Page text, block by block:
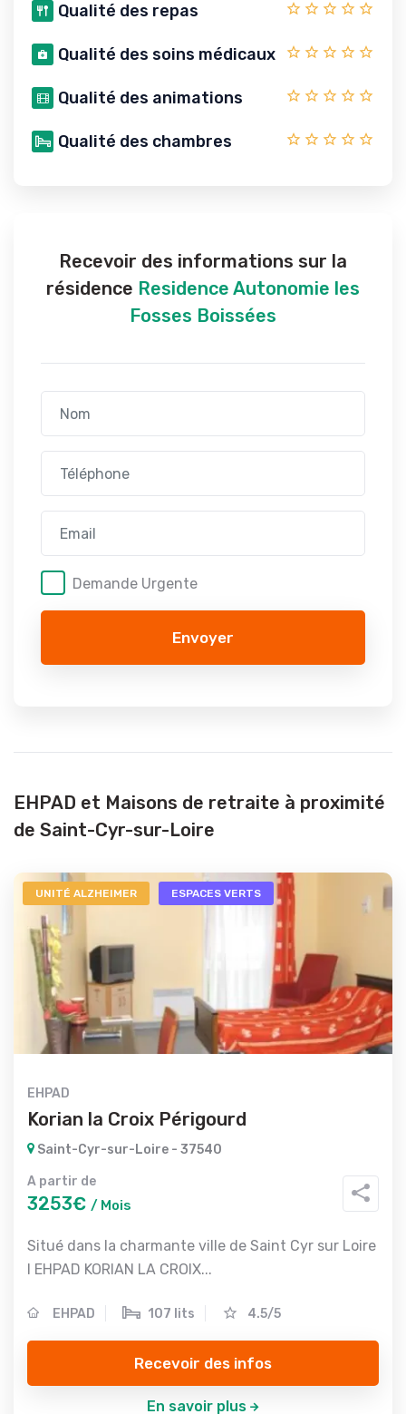
Qualité des repas
Qualité des soins médicaux
Qualité des animations
Qualité des chambres
Recevoir des informations sur la
résidence Residence Autonomie les
Fosses Boissées
Demande Urgente
Envoyer
EHPAD et Maisons de retraite à proximité
de Saint-Cyr-sur-Loire
UNITÉ ALZHEIMER ESPACES VERTS
EHPAD
Korian la Croix Périgourd
Saint-Cyr-sur-Loire - 37540
A partir de
3253€ / Mois
Situé dans la charmante ville de Saint Cyr sur Loire
l EHPAD KORIAN LA CROIX...
EHPAD 107 lits 4.5/5
Recevoir des infos
En savoir plus